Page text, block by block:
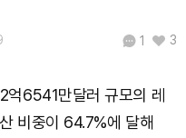
1 3
억6541만달러 규모의 레
비중이 64.7%에 달해